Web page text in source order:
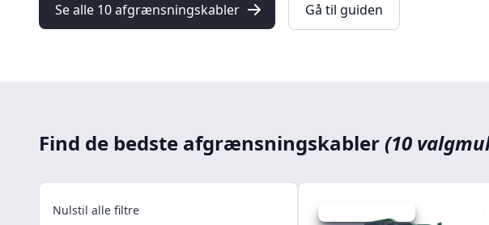
Se alle 10 afgrænsningskabler Gå til guiden
Find de bedste afgrænsningskabler(10
Nulstil alle filtre